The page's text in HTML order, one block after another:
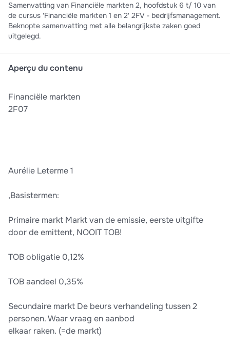
Samenvatting van Financiële markten 2, hoofdstuk 6 t/ 10 van
de cursus 'Financiële markten 1 en 2' 2FV - bedrijfsmanagement.
Beknopte samenvatting met alle belangrijkste zaken goed
uitgelegd.
Aperçu du contenu
Financiële markten
2F07
Aurélie Leterme 1
,Basistermen:
Primaire markt Markt van de emissie, eerste uitgifte
door de emittent, NOOIT TOB!
TOB obligatie 0,12%
TOB aandeel 0,35%
Secundaire markt De beurs verhandeling tussen 2
personen. Waar vraag en aanbod
elkaar raken. (=de markt)